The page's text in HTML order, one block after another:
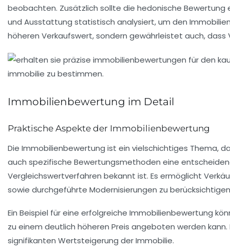
beobachten. Zusätzlich sollte die hedonische Bewertung
und Ausstattung statistisch analysiert, um den
höheren Verkaufswert, sondern gewährleistet auch,
Immobilienbewertung im Detail
Praktische Aspekte der Immobilienbewertung
Die Immobilienbewertung ist ein vielschichtiges Thema,
auch spezifische Bewertungsmethoden eine
Vergleichswertverfahren bekannt ist. Es ermöglicht
sowie durchgeführte Modernisierungen zu
Ein Beispiel für eine erfolgreiche Immobilienbewertung
zu einem deutlich höheren Preis angeboten werden
signifikanten Wertsteigerung der Immobilie.